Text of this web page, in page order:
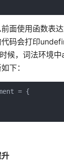
面使用函数表
码会打印
候，词法环境
下：
= {